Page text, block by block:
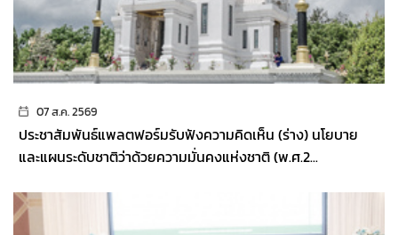
07 ส.ค. 2569
ประชาสัมพันธ์แพลตฟอร์มรับฟังความคิดเห็น (ร่าง) นโยบาย
และแผนระดับชาติว่าด้วยความมั่นคงแห่งชาติ (พ.ศ.2...